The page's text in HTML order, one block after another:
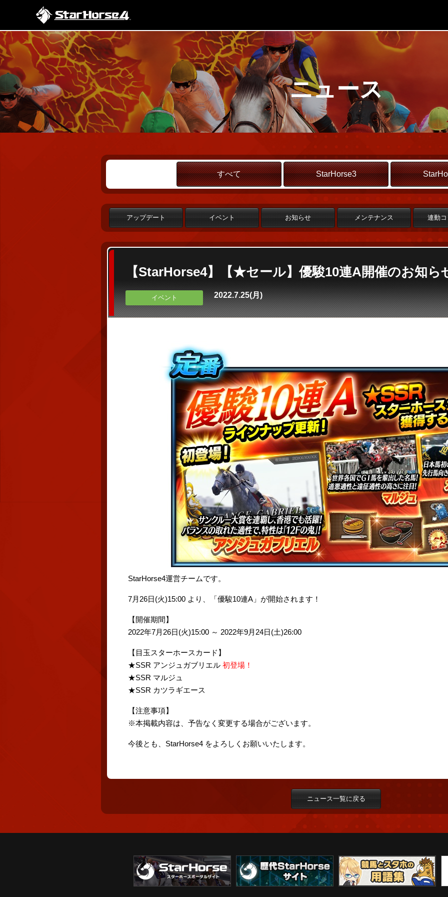
ニュース
すべて StarHorse3
アップデート イベント お知らせ メンテナンス 連動
【StarHorse4】【★セール】優駿10連A開催のお知ら
イベント 2022.7.25(月)
StarHorse4運営チームです。
7月26日(火)15:00 より、「優駿10連A」が開始されます！
【開催期間】
2022年7月26日(火)15:00 ～ 2022年9月24日(土)26:00
【目玉スターホースカード】
★SSR アンジュガブリエル 初登場！
★SSR マルジュ
★SSR カツラギエース
【注意事項】
※本掲載内容は、予告なく変更する場合がございます。
今後とも、StarHorse4 をよろしくお願いいたします。
ニュース一覧に戻る